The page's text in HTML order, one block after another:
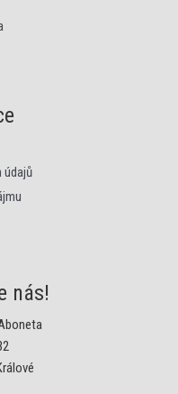
údajů
nás!